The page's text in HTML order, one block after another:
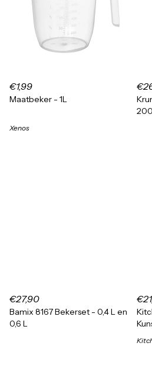
€1,99
Maatbeker - 1L
Xenos
€27,90
Bamix 8167 Bekerset - 0,4 L en
0,6 L